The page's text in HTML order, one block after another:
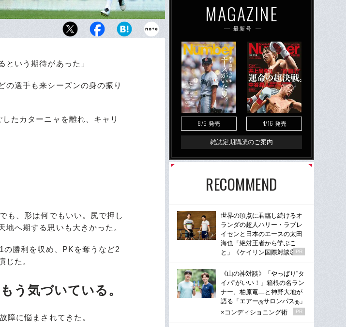
4月1日、アウェーのローマ戦。後半途中出場の森本は77
という期待があった」
選手も来シーズンの身の振り
たカターニャを離れ、キャリ
も、形は何でもいい。尻で押し
へ期する思いも大きかった。
勝利を収め、PKを奪うなど2
じた。
う気づいている。
障に悩まされてきた。
MAGAZINE
最新号
8/6 発売 4/16 発売
雑誌定期購読のご案内
RECOMMEND
世界の頂点に君臨し続けるオ
ランダの超人ハリー・ラブレ
イセンと日本のエースの太田
海也「絶対王者から学ぶこ
と」《ケイリン国際対談②》
PR
《山の神対談》「やっぱり“タ
イパ”がいい！」箱根の名ラン
ナー、柏原竜二と神野大地が
語る「エアー®サロンパス® 」
×コンディショニング術
PR